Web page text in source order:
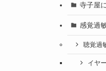
寺子屋
感覚過
聴覚過
イヤ